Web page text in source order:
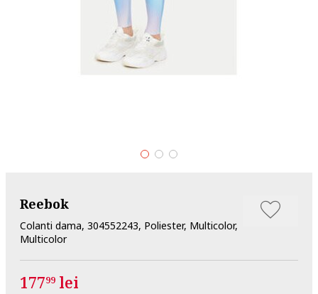
Reebok
Colanti dama, 304552243, Poliester, Multicolor,
Multicolor
17799 lei